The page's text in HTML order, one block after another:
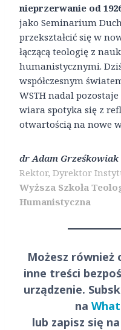
nieprzerwanie od
jako Seminarium
przekształcić się w
łączącą teologię z
humanistycznymi.
współczesnym
WSTH nadal
wiara spotyka się z
otwartością na nowe
dr Adam Grześkowiak
Rektor, Dyrektor
Wyższa Szkoła
Humanistyczna
Możesz również
inne treści
urządzenie.
na
lub zapisz się